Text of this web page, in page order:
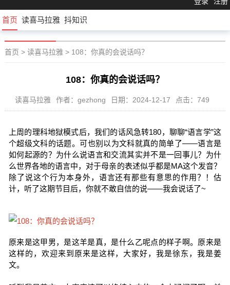
首页 读喜马拉雅 抖知识
首页 > 读喜马拉雅> 108：你真的会说话吗？
108：你真的会说话吗？
读喜马拉雅 作者：gezhong 日期：2024-12-17 点击：749
上周的理科地狱模式后，我们的话风急转180，聊聊“语言学”这
个超级文科的话题。可也别以为文科就真的简单了——语言是
如何起源的？为什么说语言和交流其实并不是一回事儿？为什
么世界各地的语言中，对于母亲的表述似乎都是MA这个发音？
除了说这个行为本身外，语言还有那些有意思的作用？！估
计，听了这期节目后，你就不敢自信的说——我会说话了~
原来是这甲男，是这羊是真，是什么乙呢点的样子啊。原来是
这样的，欢迎来到原来是这样，大家好，我是徐东，我是姜
文。